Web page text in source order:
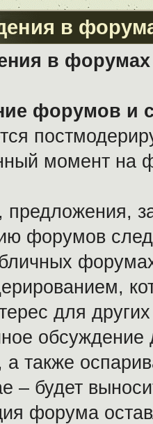
в
в
форумов и
момент на
предложения,
форумов
для
обсуждение
а также
– будет
форума